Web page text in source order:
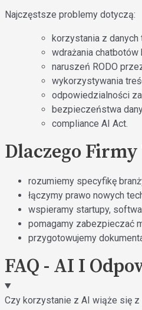
Najczęstsze problemy dotyczą:
korzystania z
wdrażania
naruszeń RODO
wykorzystywania
odpowiedzialności
bezpieczeństwa
compliance AI Act.
Dlaczego
rozumiemy specyfikę
łączymy prawo nowych
wspieramy startupy,
pomagamy zabezpieczać
przygotowujemy
FAQ - AI I
Czy korzystanie z AI wiąże się z